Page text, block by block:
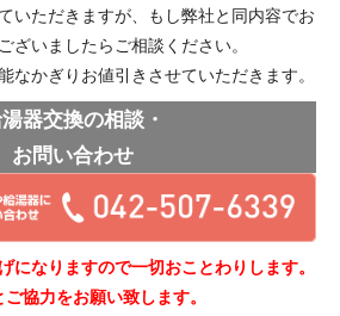
いただきますが、もし弊社と同内容でお
ざいましたらご相談ください。
なかぎりお値引きさせていただきます。
器交換の相談・
お問い合わせ
になりますので一切おことわりします。
ご協力をお願い致します。